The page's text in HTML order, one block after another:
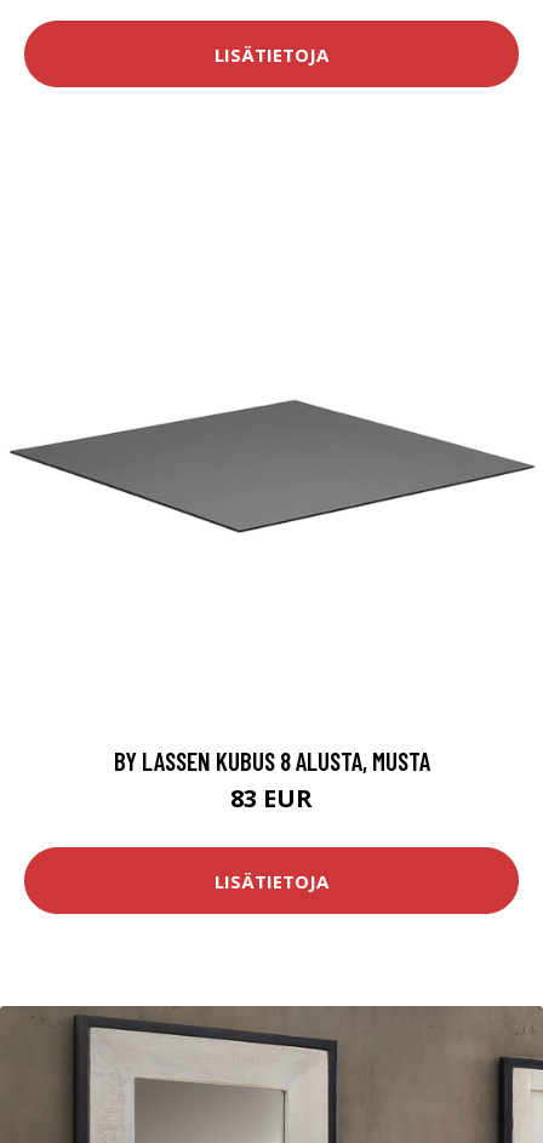
LISÄTIETOJA
BY LASSEN KUBUS 8 ALUSTA, MUSTA
83 EUR
LISÄTIETOJA